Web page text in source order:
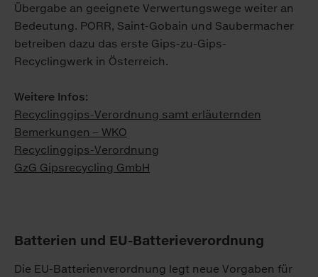
Übergabe an geeignete Verwertungswege weiter an
Bedeutung. PORR, Saint-Gobain und Saubermacher
betreiben dazu das erste Gips-zu-Gips-
Recyclingwerk in Österreich.
Weitere Infos:
Recyclinggips-Verordnung samt erläuternden
Bemerkungen – WKO
Recyclinggips-Verordnung
GzG Gipsrecycling GmbH
Batterien und EU-Batterieverordnung
Die EU-Batterienverordnung legt neue Vorgaben für